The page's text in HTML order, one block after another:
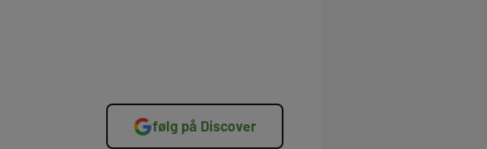
følg på Discover